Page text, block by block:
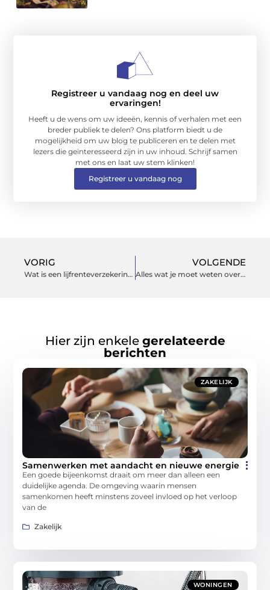
Registreer u vandaag nog en deel uw
ervaringen!
Heeft u de wens om uw ideeën, kennis of verhalen met een
breder publiek te delen? Ons platform biedt u de
mogelijkheid om uw blog te publiceren en te delen met
lezers die geïnteresseerd zijn in uw inhoud. Schrijf samen
met ons en laat uw stem klinken!
Registreer u vandaag nog
VORIG
Wat is een lijfrenteverzekering?
VOLGENDE
Alles wat je moet weten over de meterkast indeling
Hier zijn enkele gerelateerde
berichten
ZAKELIJK
Samenwerken met aandacht en nieuwe energie
Een goede bijeenkomst draait om meer dan alleen een
duidelijke agenda. De omgeving waarin mensen
samenkomen heeft minstens zoveel invloed op het verloop
van de
Zakelijk
WONINGEN